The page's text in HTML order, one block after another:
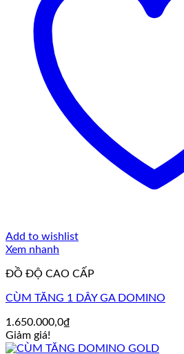
Add to wishlist
Xem nhanh
ĐỒ ĐỘ CAO CẤP
CÙM TĂNG 1 DÂY GA DOMINO
1.650.000,0₫
Giảm giá!